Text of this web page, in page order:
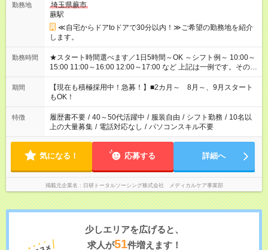
勤務地
埼玉県蕨市
蕨駅
≪自宅からドアtoドアで30分以内！≫ご希望の勤務地を紹介
します。
勤務時間
★スタート時間選べます／1日5時間～OK ～シフト例～ 10:00～
15:00 11:00～16:00 12:00～17:00 など 上記は一例です。その他
シフトもご相談ください。 ※Wワークの場合当社と合わせて法
定労働時間が週40時間を超えなければOKです。
期間
【現在も積極採用中！急募！】■2カ月～ 8月～、9月スタート
もOK！
特徴 履歴書不要 / 40～50代活躍中 / 服装自由 / シフト勤務 / 10名以
上の大量募集 / 電話対応なし / パソコンスキル不要
気になる！ 応募する 詳細へ
掲載元企業名 日研トータルソーシング株式会社 メディカルケア事業部
少しエリアを広げると、
求人が51件増えます！